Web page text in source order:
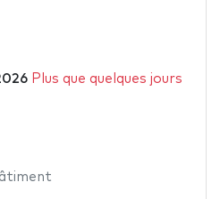
Plus que quelques jours